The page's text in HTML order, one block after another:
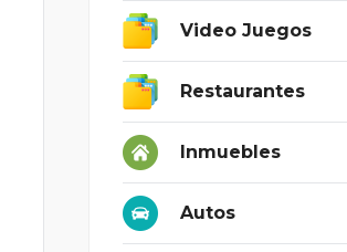
Video Juegos
Restaurantes
Inmuebles
Autos